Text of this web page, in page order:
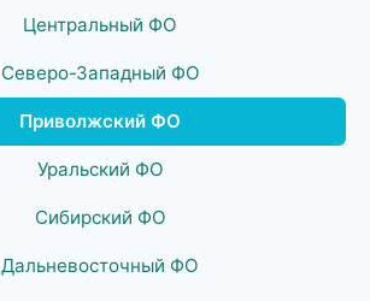
Центральный ФО
Северо-Западный ФО
Приволжский ФО
Уральский ФО
Сибирский ФО
Дальневосточный ФО